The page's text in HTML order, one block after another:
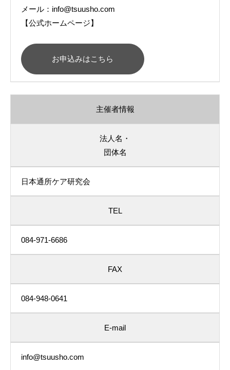
メール：info@tsuusho.com
【公式ホームページ】
お申込みはこちら
主催者情報
法人名・
団体名
日本通所ケア研究会
TEL
084-971-6686
FAX
084-948-0641
E-mail
info@tsuusho.com